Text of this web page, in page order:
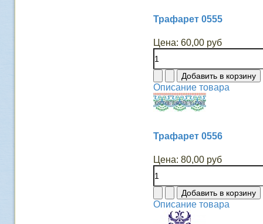
Трафарет 0555
Цена: 60,00 руб
Описание товара
Трафарет 0556
Цена: 80,00 руб
Описание товара